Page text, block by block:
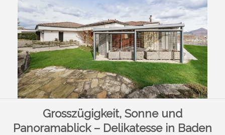
Grosszügigkeit, Sonne und
Panoramablick – Delikatesse in Baden